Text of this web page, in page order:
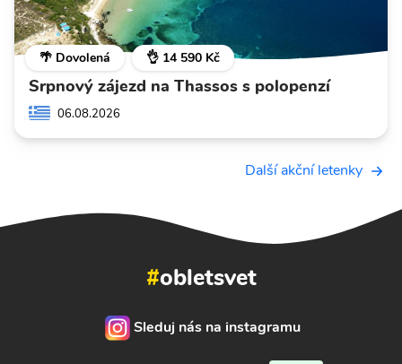
🌴 Dovolená 👌 14 590 Kč
Srpnový zájezd na Thassos s polopenzí
06.08.2026
Další akční letenky
#obletsvet
Sleduj nás na instagramu